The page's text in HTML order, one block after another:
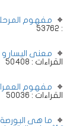
مفهوم المرحلة
: 53762
معنى اليسار و
القراءات : 50408
مفهوم
القراءات : 50036
ما هى